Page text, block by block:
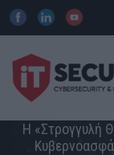
Η «Στρογγυλή